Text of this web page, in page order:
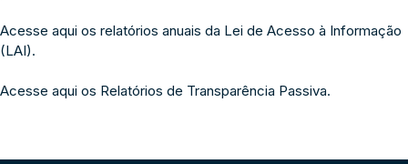
Acesse aqui os relatórios anuais da Lei de Acesso à Informação
(LAI).
Acesse aqui os Relatórios de Transparência Passiva.